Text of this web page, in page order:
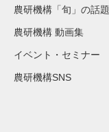
農研機構「旬」の話題
農研機構 動画集
イベント・セミナー
農研機構SNS